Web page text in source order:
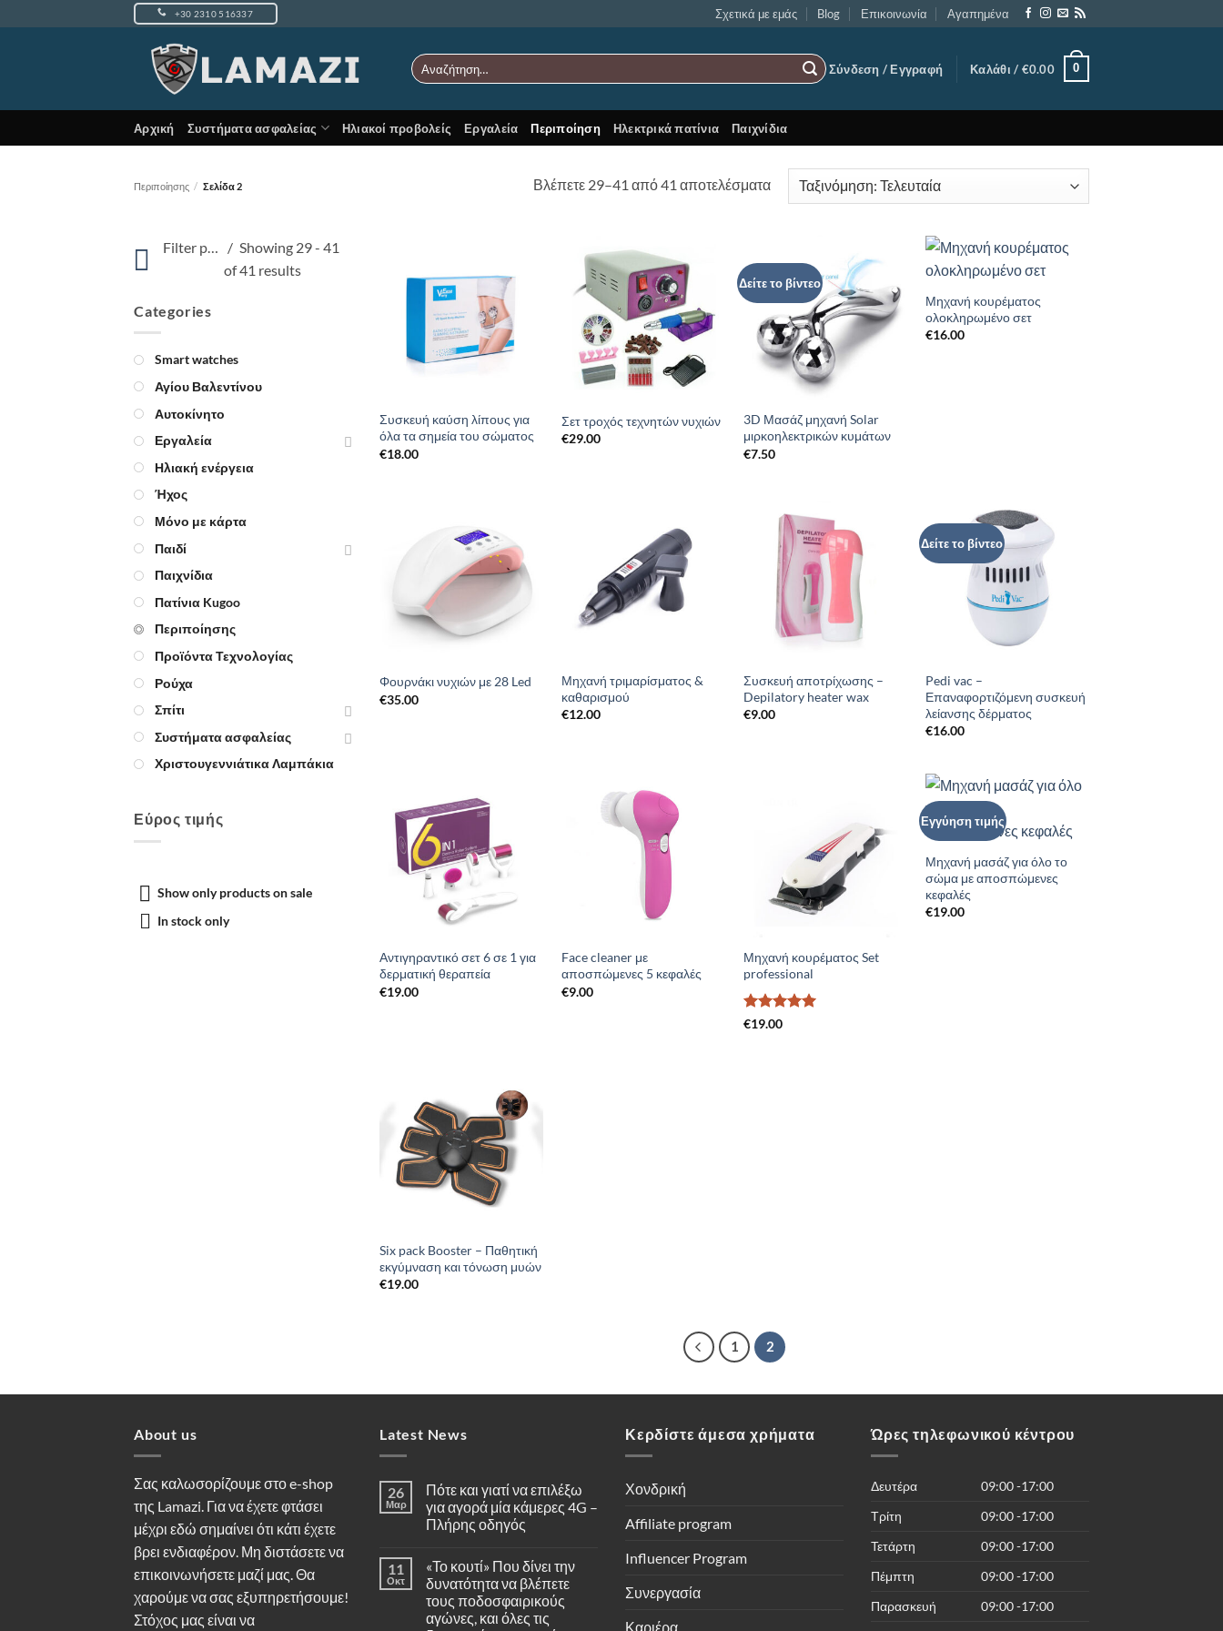
στο
+30 2310 516337 Σχετικά με εμάς Blog Επικοινωνία Αγαπημένα
Αναζήτηση
για:
Σύνδεση / Εγγραφή Καλάθι / €0.00 0
Αρχική Συστήματα ασφαλείας Ηλιακοί προβολείς Εργαλεία Περιποίηση Ηλεκτρικά πατίνια Παιχνίδια
Περιποίησης / Σελίδα 2 Βλέπετε 29–41 από 41 αποτελέσματαSorted
Filter products
Showing 29 - 41
of 41 results
Categories
Smart watches
Αγίου Βαλεντίνου
Αυτοκίνητο
Εργαλεία
Ηλιακή ενέργεια
Ήχος
Μόνο με κάρτα
Παιδί
Παιχνίδια
Πατίνια Kugoo
Περιποίησης
Προϊόντα Τεχνολογίας
Ρούχα
Σπίτι
Συστήματα ασφαλείας
Χριστουγεννιάτικα Λαμπάκια
Εύρος τιμής
Show only products on sale
In stock only
Add to
Wishlist
Συσκευή καύση λίπους για
όλα τα σημεία του σώματος
€18.00
Add to
Wishlist
Σετ τροχός τεχνητών νυχιών
€29.00
Δείτε το βίντεο
Wishlist
3D Μασάζ μηχανή Solar
μιρκοηλεκτρικών κυμάτων
€7.50
Wishlist
Μηχανή κουρέματος
ολοκληρωμένο σετ
€16.00
Add to
Wishlist
Φουρνάκι νυχιών με 28 Led
€35.00
Add to
Wishlist
Μηχανή τριμαρίσματος &
καθαρισμού
€12.00
Add to
Wishlist
Συσκευή αποτρίχωσης –
Depilatory heater wax
€9.00
Δείτε το βίντεο
Add to
Pedi vac –
Επαναφορτιζόμενη συσκευή
λείανσης δέρματος
€16.00
Αντιγηραντικό σετ 6 σε 1 για
δερματική θεραπεία
€19.00
Add to
Face cleaner με
αποσπώμενες 5 κεφαλές
€9.00
Wishlist
Μηχανή κουρέματος Set
professional
Βαθμολογήθηκε
€19.00
Εγγύηση τιμής
Add to
Wishlist
Μηχανή μασάζ για όλο το
σώμα με αποσπώμενες
κεφαλές
€19.00
Add to
Wishlist
Six pack Booster – Παθητική
εκγύμναση και τόνωση μυών
€19.00
1 2
About us
Σας καλωσορίζουμε στο e-shop
της Lamazi. Για να έχετε φτάσει
μέχρι εδώ σημαίνει ότι κάτι έχετε
βρει ενδιαφέρον. Μη διστάσετε να
επικοινωνήσετε μαζί μας. Θα
χαρούμε να σας εξυπηρετήσουμε!
Στόχος μας είναι να
Latest News
26
Μαρ
Πότε και γιατί να επιλέξω
για αγορά μία κάμερες 4G –
Πλήρης οδηγός
σχόλια
στο
Πότε
και
γιατί
να
11
Οκτ
«Το κουτί» Που δίνει την
δυνατότητα να βλέπετε
τους ποδοσφαιρικούς
αγώνες, και όλες τις
Κερδίστε άμεσα χρήματα
Χονδρική
Affiliate program
Influencer Program
Συνεργασία
Καριέρα
Ώρες τηλεφωνικού κέντρου
Δευτέρα
09:00 -17:00
Τρίτη
09:00 -17:00
Τετάρτη
09:00 -17:00
Πέμπτη
09:00 -17:00
Παρασκευή
09:00 -17:00